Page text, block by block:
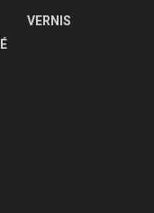
VERNIS